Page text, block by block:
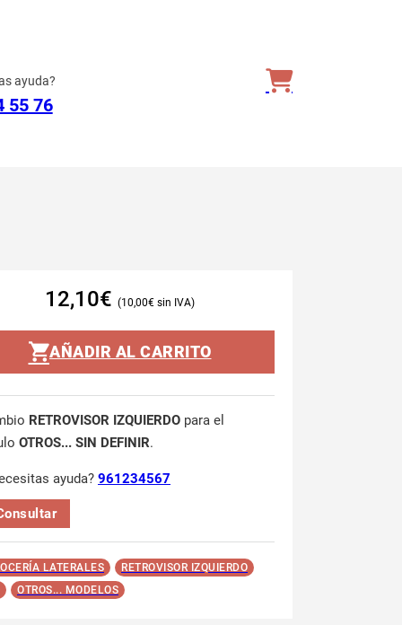
ayuda?
55 76
12,10€ 10,00€
AÑADIR AL CARRITO
RETROVISOR IZQUIERDO para el
OTROS... SIN DEFINIR.
ayuda? 961234567
LATERALES
RETROVISOR IZQUIERDO
OTROS... MODELOS